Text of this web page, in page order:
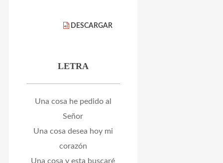
DESCARGAR
LETRA
Una cosa he pedido al
Señor
Una cosa desea hoy mi
corazón
Una cosa y esta buscaré